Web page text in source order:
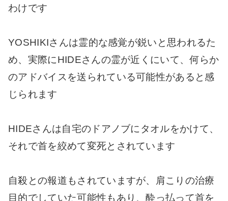
わけです
YOSHIKIさんは霊的な感覚が鋭いと思われるた
め、実際にHIDEさんの霊が近くにいて、何らか
のアドバイスを送られている可能性があると感
じられます
HIDEさんは自宅のドアノブにタオルをかけて、
それで首を絞めて変死とされています
自殺との報道もされていますが、肩こりの治療
目的でしていた可能性もあり、酔っ払って首を